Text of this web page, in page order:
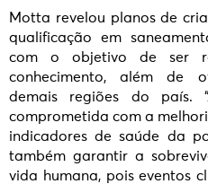
Motta revelou planos de
qualificação em
com o objetivo de ser
conhecimento, além de
demais regiões do país.
comprometida com a
indicadores de saúde da
também garantir a
vida humana, pois eventos